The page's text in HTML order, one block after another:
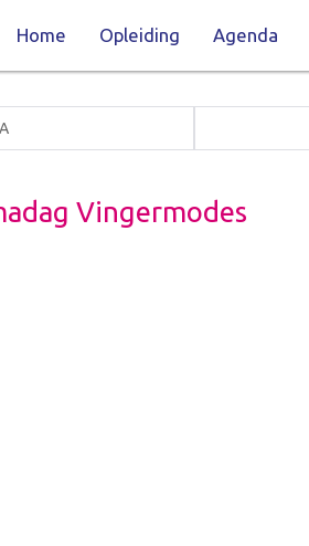
Home Opleiding Agenda
Vingermodes